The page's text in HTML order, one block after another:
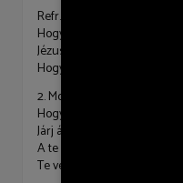
Refr.: Ő az, ki hegyeket
Hogy megmentsen
Jézus: szabadulásom ára!
Hogy megmentsen
2. Most csendben állok, és
Hogy Szentlelked belém
Járj át fényeddel!
A te irgalmadra vágyom,
Te vezess át az életen!